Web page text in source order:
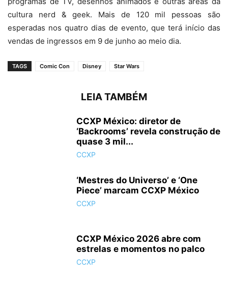
cultura nerd & geek. Mais de 120 mil pessoas são
esperadas nos quatro dias de evento, que terá início das
vendas de ingressos em 9 de junho ao meio dia.
TAGS Comic Con Disney Star Wars
LEIA TAMBÉM
CCXP México: diretor de
‘Backrooms’ revela construção de
quase 3 mil...
CCXP
‘Mestres do Universo’ e ‘One
Piece’ marcam CCXP México
CCXP
CCXP México 2026 abre com
estrelas e momentos no palco
CCXP